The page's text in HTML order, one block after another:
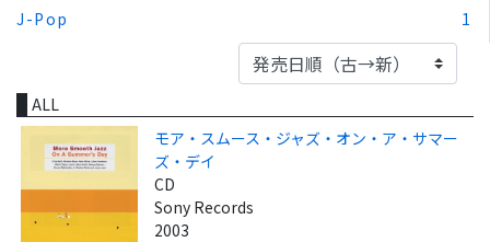
J-Pop
1
ALL
モア・スムース・ジャズ・オン・ア・サマー
ズ・デイ
CD
Sony Records
2003